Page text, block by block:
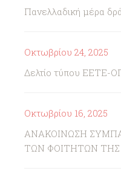
Πανελλαδική μέρα
Οκτωβρίου 24, 2025
Δελτίο τύπου ΕΕΤΕ-
Οκτωβρίου 16, 2025
ΑΝΑΚΟΙΝΩΣΗ
ΤΩΝ ΦΟΙΤΗΤΩΝ